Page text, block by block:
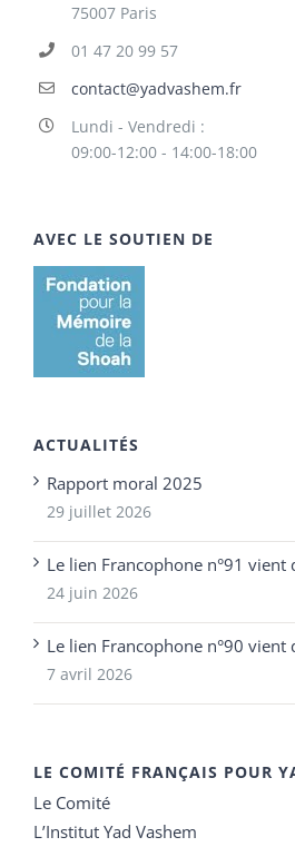
75007 Paris
01 47 20 99 57
contact@yadvashem.fr
Lundi - Vendredi :
09:00-12:00 - 14:00-18:00
AVEC LE SOUTIEN DE
ACTUALITÉS
Rapport moral 2025
29 juillet 2026
Le lien Francophone n°91 vient
24 juin 2026
Le lien Francophone n°90 vient
7 avril 2026
LE COMITÉ FRANÇAIS POUR
Le Comité
L’Institut Yad Vashem